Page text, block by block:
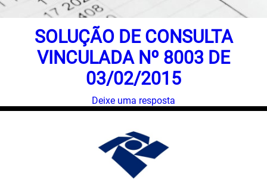
SOLUÇÃO DE CONSULTA
VINCULADA Nº 8003 DE
03/02/2015
Deixe uma resposta